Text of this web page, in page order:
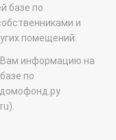
базе по
и
помещений.
информацию на
по